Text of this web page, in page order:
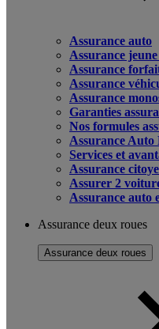
Assurance auto
Assurance
Assurance
Assurance
Assurance
Garanties
Nos formules
Assurance Auto
Services et
Assurance
Assurer 2
Assurance auto
Assurance deux roues
Assurance deux roues